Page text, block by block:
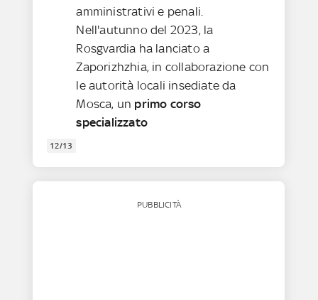
amministrativi e penali.
Nell'autunno del 2023, la
Rosgvardia ha lanciato a
Zaporizhzhia, in collaborazione con
le autorità locali insediate da
Mosca, un primo corso
specializzato
12/13
PUBBLICITÀ